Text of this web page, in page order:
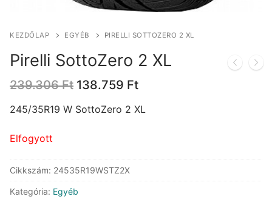
KEZDŐLAP EGYÉB PIRELLI SOTTOZERO 2 XL
Pirelli SottoZero 2 XL
239.306Ft Original
was:
138.759 FtCurrent
is:
245/35R19 W SottoZero 2 XL
Elfogyott
Cikkszám: 24535R19WSTZ2X
Kategória: Egyéb